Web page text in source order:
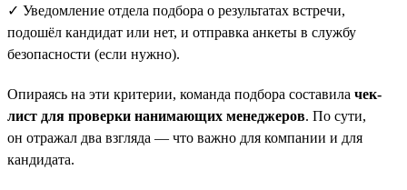
✓ Уведомление отдела подбора о результатах встречи,
подошёл кандидат или нет, и отправка анкеты в службу
безопасности (если нужно).
Опираясь на эти критерии, команда подбора составила чек-
лист для проверки нанимающих менеджеров. По сути,
он отражал два взгляда — что важно для компании и для
кандидата.